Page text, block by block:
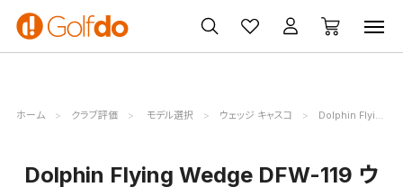
ゴルフ
クラブ
ゴルフ用品
買取
無料査定
クーポン
一覧
ホーム クラブ評価 モデル選択 ウェッジ キャスコ Dolphin Flying Wedge DFW-119評価詳細
Dolphin Flying Wedge DFW-119 ウ